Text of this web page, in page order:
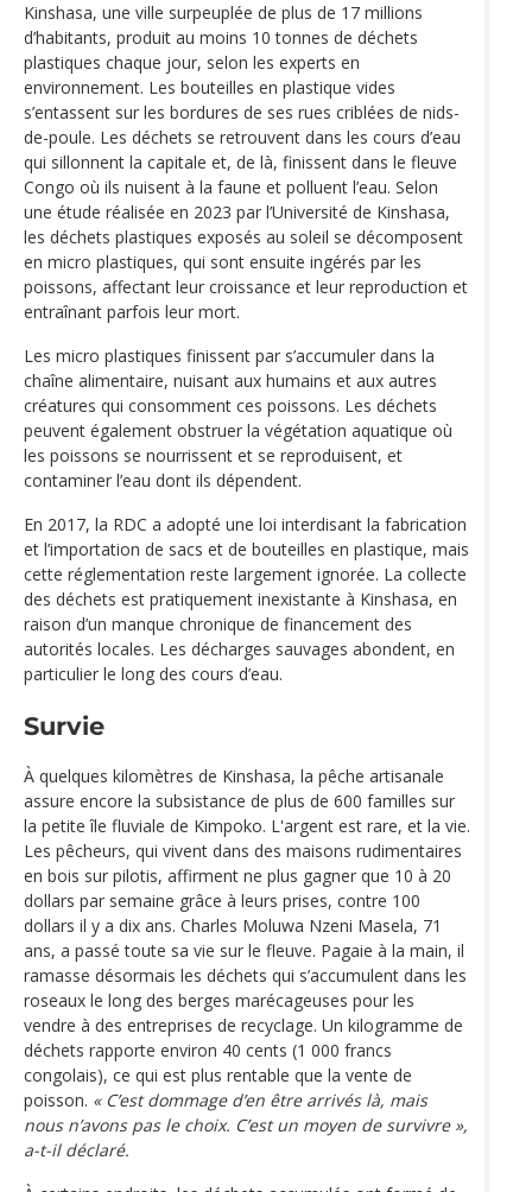
Kinshasa, une ville surpeuplée de plus de 17 millions
d’habitants, produit au moins 10 tonnes de déchets
plastiques chaque jour, selon les experts en
environnement. Les bouteilles en plastique vides
s’entassent sur les bordures de ses rues criblées de nids-
de-poule. Les déchets se retrouvent dans les cours d’eau
qui sillonnent la capitale et, de là, finissent dans le fleuve
Congo où ils nuisent à la faune et polluent l’eau. Selon
une étude réalisée en 2023 par l’Université de Kinshasa,
les déchets plastiques exposés au soleil se décomposent
en micro plastiques, qui sont ensuite ingérés par les
poissons, affectant leur croissance et leur reproduction et
entraînant parfois leur mort.
Les micro plastiques finissent par s’accumuler dans la
chaîne alimentaire, nuisant aux humains et aux autres
créatures qui consomment ces poissons. Les déchets
peuvent également obstruer la végétation aquatique où
les poissons se nourrissent et se reproduisent, et
contaminer l’eau dont ils dépendent.
En 2017, la RDC a adopté une loi interdisant la fabrication
et l’importation de sacs et de bouteilles en plastique, mais
cette réglementation reste largement ignorée. La collecte
des déchets est pratiquement inexistante à Kinshasa, en
raison d’un manque chronique de financement des
autorités locales. Les décharges sauvages abondent, en
particulier le long des cours d’eau.
Survie
À quelques kilomètres de Kinshasa, la pêche artisanale
assure encore la subsistance de plus de 600 familles sur
la petite île fluviale de Kimpoko. L'argent est rare, et la vie.
Les pêcheurs, qui vivent dans des maisons rudimentaires
en bois sur pilotis, affirment ne plus gagner que 10 à 20
dollars par semaine grâce à leurs prises, contre 100
dollars il y a dix ans. Charles Moluwa Nzeni Masela, 71
ans, a passé toute sa vie sur le fleuve. Pagaie à la main, il
ramasse désormais les déchets qui s’accumulent dans les
roseaux le long des berges marécageuses pour les
vendre à des entreprises de recyclage. Un kilogramme de
déchets rapporte environ 40 cents (1 000 francs
congolais), ce qui est plus rentable que la vente de
poisson. « C’est dommage d’en être arrivés là, mais
nous n’avons pas le choix. C’est un moyen de survivre »,
a-t-il déclaré.